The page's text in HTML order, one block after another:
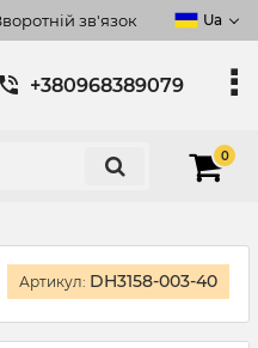
зв'язок Ua
+380968389079
0
Артикул: DH3158-003-40